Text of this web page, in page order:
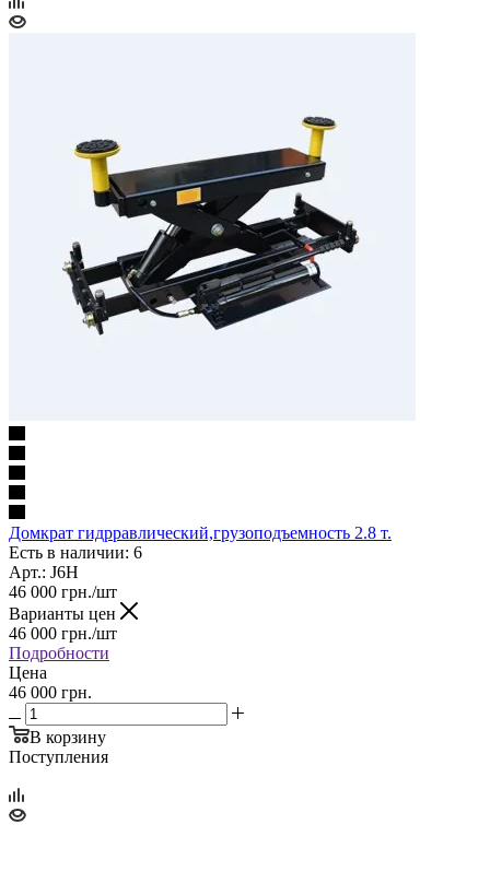
Домкрат гидрравлический,грузоподъемность 2.8 т.
Есть в наличии: 6
Арт.: J6H
46 000 грн./шт
Варианты цен
46 000 грн./шт
Подробности
Цена
46 000 грн.
В корзину
Поступления